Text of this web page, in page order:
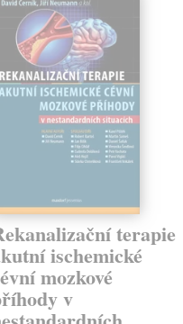
terapie
ischemické
mozkové
v